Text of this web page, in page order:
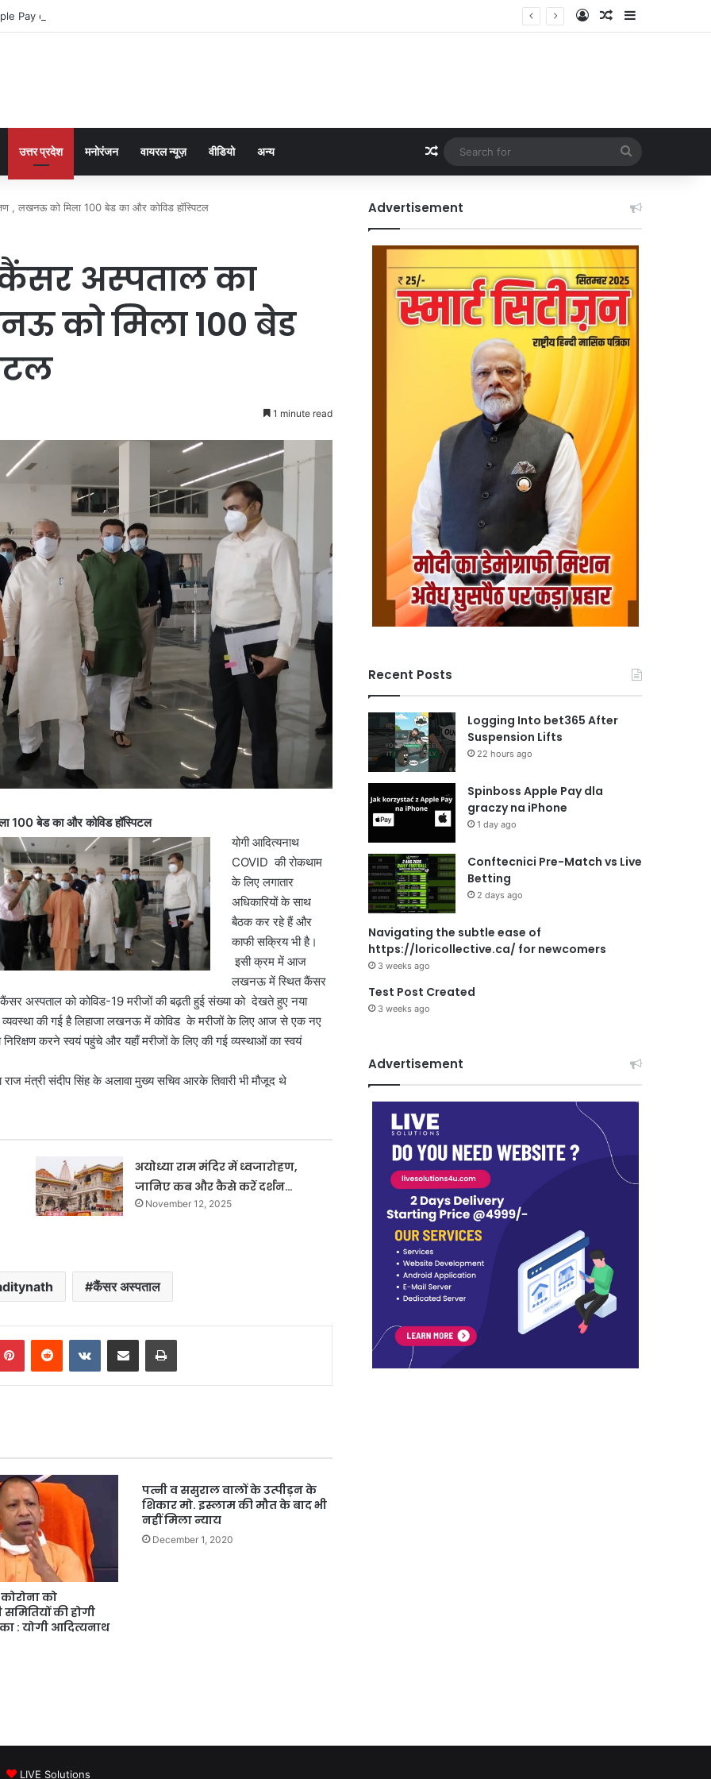
Pay dla graczy na iPhone Log InRandom Article
Sidebar
उत्तर प्रदेश मनोरंजन वायरल न्यूज़ वीडियो अन्य Random Article
for
, लखनऊ को मिला 100 बेड का और कोविड हॉस्पिटल
अस्पताल का
को मिला 100 बेड
1 minute read
100 बेड का और कोविड हॉस्पिटल
योगी आदित्यनाथ
COVID की रोकथाम
के लिए लगातार
अधिकारियों के साथ
बैठक कर रहे हैं और
काफी सक्रिय भी है।
इसी क्रम में आज
लखनऊ में स्थित कैंसर
अस्पताल को कोविड-19 मरीजों की बढ़ती हुई संख्या को देखते हुए नया
व्यवस्था की गई है लिहाजा लखनऊ में कोविड के मरीजों के लिए आज से एक नए
करने स्वयं पहुंचे और यहाँ मरीजों के लिए की गई व्यस्थाओं का स्वयं
मंत्री संदीप सिंह के अलावा मुख्य सचिव आरके तिवारी भी मौजूद थे
अयोध्या राम मंदिर में ध्वजारोहण,
जानिए कब और कैसे करें दर्शन…
November 12, 2025
कैंसर अस्पताल
PinterestReddit VKontakteShare via Email Print
को
की होगी
: योगी आदित्यनाथ
पत्नी व ससुराल वालों के उत्पीड़न के
शिकार मो. इस्लाम की मौत के बाद भी
नहीं मिला न्याय
December 1, 2020
Advertisement
Recent Posts
Logging Into bet365 After
Suspension Lifts
22 hours ago
Spinboss Apple Pay dla
graczy na iPhone
1 day ago
Conftecnici Pre-Match vs Live
Betting
2 days ago
Navigating the subtle ease of
https://loricollective.ca/ for newcomers
3 weeks ago
Test Post Created
3 weeks ago
Advertisement
LIVE Solutions